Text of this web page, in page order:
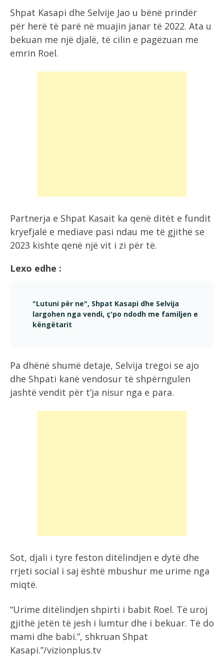
Shpat Kasapi dhe Selvije Jao u bënë prindër
për herë të parë në muajin janar të 2022. Ata u
bekuan me një djalë, të cilin e pagëzuan me
emrin Roel.
Partnerja e Shpat Kasait ka qenë ditët e fundit
kryefjalë e mediave pasi ndau me të gjithë se
2023 kishte qenë një vit i zi për të.
Lexo edhe :
"Lutuni për ne", Shpat Kasapi dhe Selvija
largohen nga vendi, ç'po ndodh me familjen e
këngëtarit
Pa dhënë shumë detaje, Selvija tregoi se ajo
dhe Shpati kanë vendosur të shpërngulen
jashtë vendit për t’ja nisur nga e para.
Sot, djali i tyre feston ditëlindjen e dytë dhe
rrjeti social i saj është mbushur me urime nga
miqtë.
“Urime ditëlindjen shpirti i babit Roel. Të uroj
gjithë jetën të jesh i lumtur dhe i bekuar. Të do
mami dhe babi.”, shkruan Shpat
Kasapi.”/vizionplus.tv